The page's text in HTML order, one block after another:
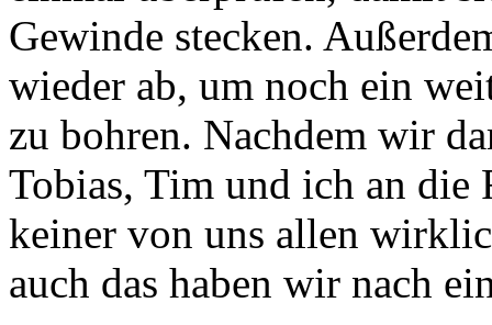
Gewinde stecken.
wieder ab, um noch ein
zu bohren. Nachdem wir
Tobias, Tim und ich an die
keiner von uns allen
auch das haben wir nach